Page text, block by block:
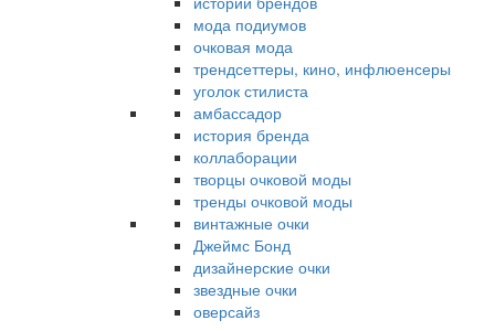
мода подиумов
очковая мода
трендсеттеры, кино, инфлюенсеры
уголок стилиста
амбассадор
история бренда
коллаборации
творцы очковой моды
тренды очковой моды
винтажные очки
Джеймс Бонд
дизайнерские очки
звездные очки
оверсайз